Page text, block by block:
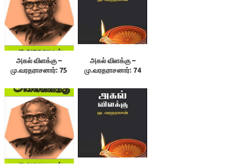
அகல் விளக்கு –
மு.வரதராசனார்: 75
அகல் விளக்கு –
மு.வரதராசனார்: 74